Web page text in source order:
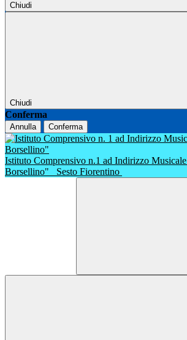
Chiudi
Chiudi
Conferma
Annulla Conferma
Istituto Comprensivo n.1 ad Indirizzo Musicale
Borsellino"
Sesto Fiorentino